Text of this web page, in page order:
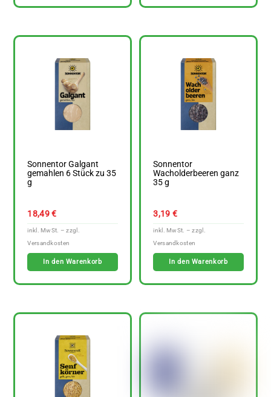
Sonnentor Galgant
gemahlen 6 Stück zu 35
g
18,49€
In den Warenkorb
Sonnentor
Wacholderbeeren ganz
35 g
3,19 €
In den Warenkorb